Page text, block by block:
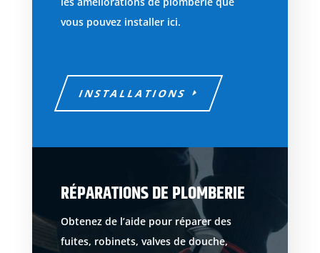
vous pouvez installer ici.
INSTALLATIONS
RÉPARATIONS DE PLOMBERIE
Obtenez de l’aide pour réparer des
fuites, robinets, valves de douche,